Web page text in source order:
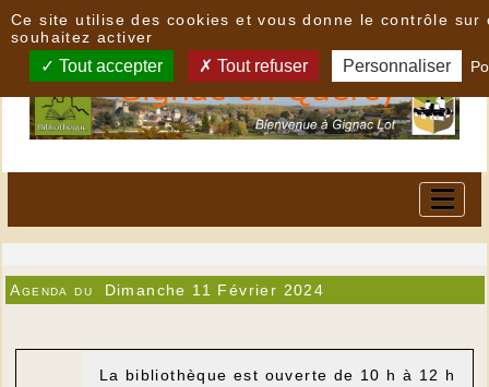
Agenda du Dimanche 11 Février 2024
La bibliothèque est ouverte de 10 h à 12 h
Ce site utilise des cookies et vous donne le contrôle sur
souhaitez activer
Tout accepter Tout refuser Personnaliser